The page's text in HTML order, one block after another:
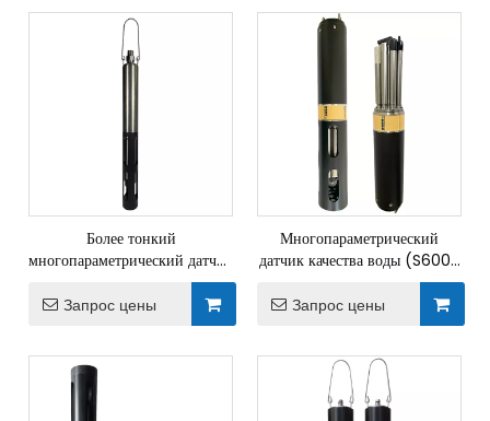
Более тонкий
многопараметрический датчик
качества воды (S600-MT)
Запрос цены
Многопараметрический
датчик качества воды (S600-
Запрос цены